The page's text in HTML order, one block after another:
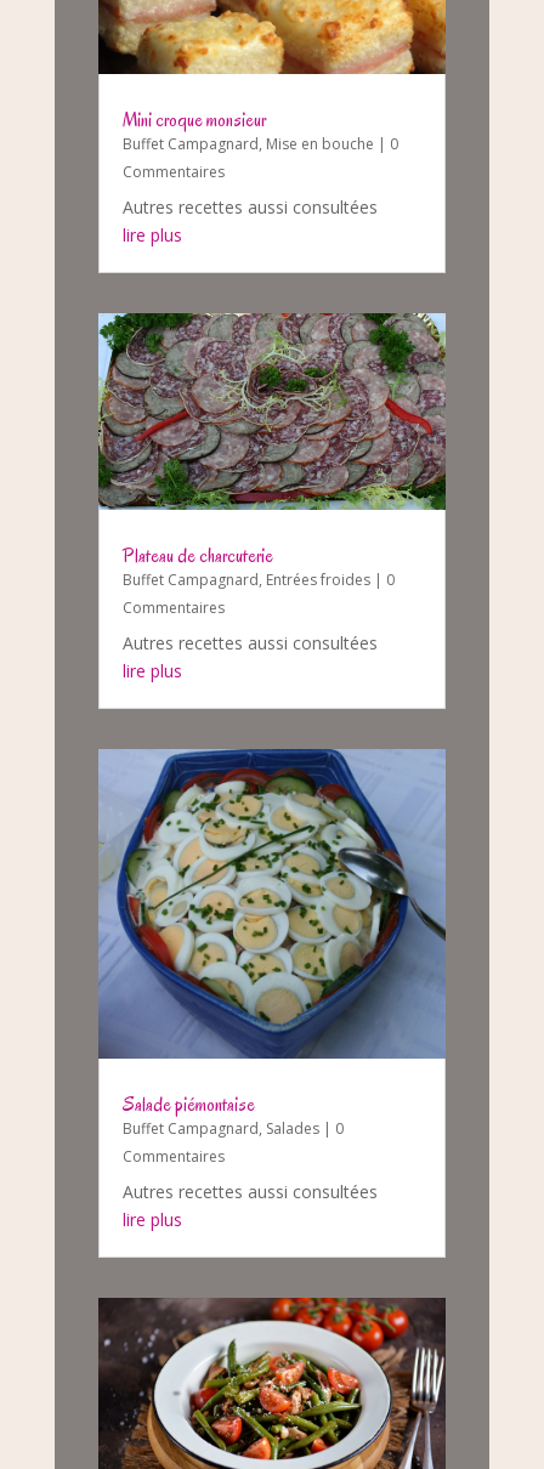
Mini croque monsieur
Buffet Campagnard, Mise en bouche | 0
Commentaires
Autres recettes aussi consultées
lire plus
Plateau de charcuterie
Buffet Campagnard, Entrées froides| 0
Commentaires
Autres recettes aussi consultées
lire plus
Salade piémontaise
Buffet Campagnard, Salades| 0
Commentaires
Autres recettes aussi consultées
lire plus